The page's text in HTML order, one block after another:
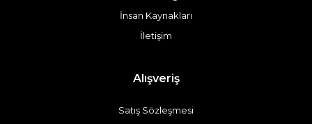
İnsan Kaynakları
İletişim
Alışveriş
Satış Sözleşmesi